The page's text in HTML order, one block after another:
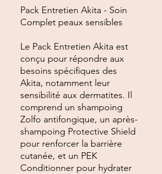
Pack Entretien Akita - Soin
Complet peaux sensibles
Le Pack Entretien Akita est
conçu pour répondre aux
besoins spécifiques des
Akita, notamment leur
sensibilité aux dermatites. Il
comprend un shampoing
Zolfo antifongique, un après-
shampoing Protective Shield
pour renforcer la barrière
cutanée, et un PEK
Conditionner pour hydrater